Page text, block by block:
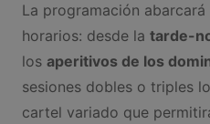
La programación
horarios: desde la tarde-
los aperitivos de los
sesiones dobles o triples
cartel variado que